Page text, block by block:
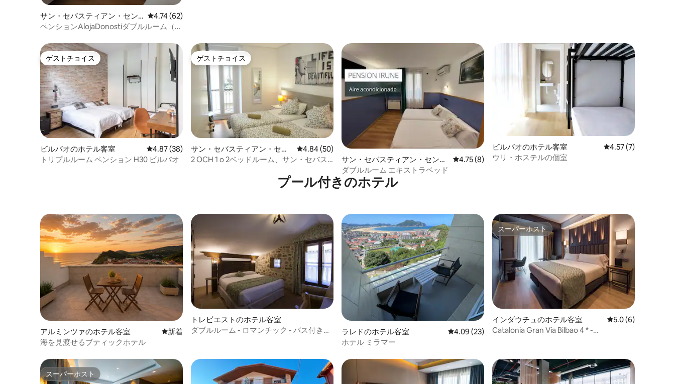
サン・セバスティアン・セン
ターのホテル客室
レビュー62件、5つ星中4.74つ星の平均評価
4.74 (62)
ペンションAlojaDonostiダブルルーム（エ
ゲストチョイス
ゲストチョイス
ビルバオのホテル客室 レビュー38件、5つ星中4.87つ星の平均評価
4.87 (38)
トリプルルーム ペンション H30 ビルバオ
ゲストチョイス
ゲストチョイス
サン・セバスティアン・セン
ターのホテル客室
レビュー50件、5つ星中4.84つ星の平均評価
4.84 (50)
2 OCH 1 o 2ベッドルーム、サン・セバス
サン・セバスティアン・センタ
ーのホテル客室
レビュー8件、5つ星中4.75つ星の平均評価
4.75 (8)
ダブルルーム エキストラベッド
ビルバオのホテル客室 レビュー7件、5つ
4.57 (7)
ウリ・ホステルの個室
プール付きのホ⁠テ⁠ル
アルミンツァのホテル客室 新しい宿泊先
新着
海を見渡せるブティックホテル
トレビエストのホテル客室
ダブルルーム - ロマンチック - バス付きの
ラレドのホテル客室 レビュー23件、5つ星中4.09つ星の平均評価
4.09 (23)
ホテル ミラマー
スーパーホスト
スーパーホスト
インダウチュのホテル客室 レビュー6件、5つ
5.0 (6)
Catalonia Gran Vía Bilbao 4 * -
スーパーホスト
スーパーホスト